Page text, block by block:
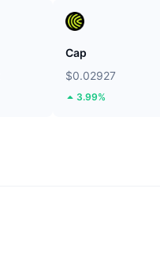
Cap
$0.02927
3.99%